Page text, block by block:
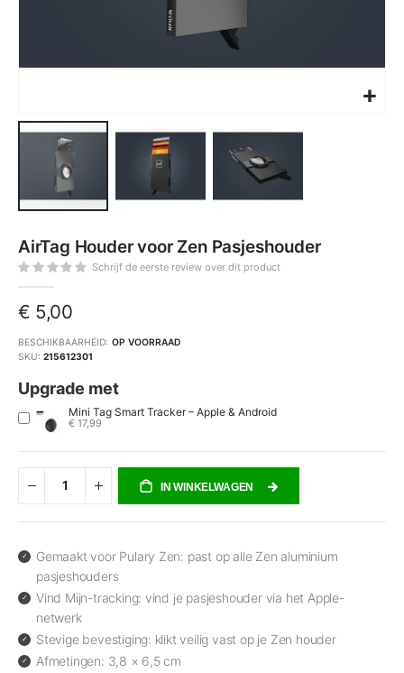
het
begin
van
de
afbeeldingen-
AirTag Houder voor Zen Pasjeshouder
Schrijf de eerste review over dit product
€ 5,00
BESCHIKBAARHEID: OP VOORRAAD
SKU 215612301
Upgrade met
Mini Tag Smart Tracker – Apple & Android
€ 17,99
IN WINKELWAGEN
Gemaakt voor Pulary Zen: past op alle Zen aluminium
pasjeshouders
Vind Mijn-tracking: vind je pasjeshouder via het Apple-
netwerk
Stevige bevestiging: klikt veilig vast op je Zen houder
Afmetingen: 3,8 × 6,5 cm